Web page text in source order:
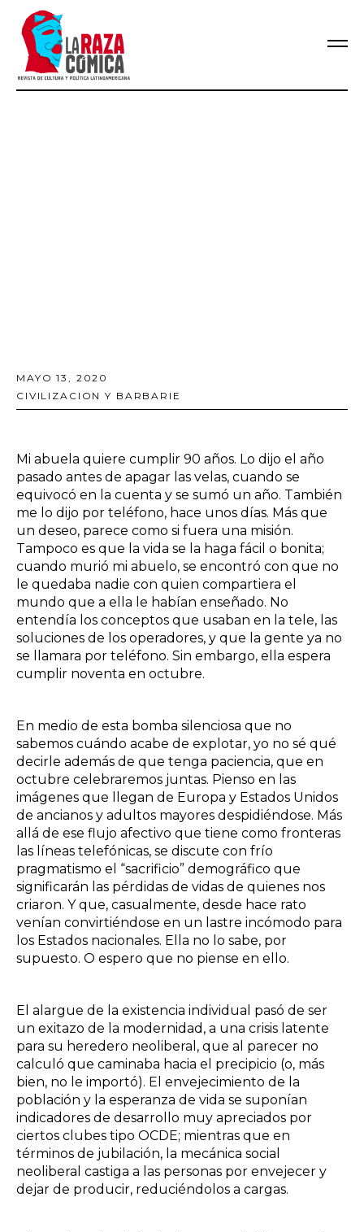
MAYO 13, 2020
CIVILIZACION Y BARBARIE
Mi abuela quiere cumplir 90 años. Lo dijo el año
pasado antes de apagar las velas, cuando se
equivocó en la cuenta y se sumó un año. También
me lo dijo por teléfono, hace unos días. Más que
un deseo, parece como si fuera una misión.
Tampoco es que la vida se la haga fácil o bonita;
cuando murió mi abuelo, se encontró con que no
le quedaba nadie con quien compartiera el
mundo que a ella le habían enseñado. No
entendía los conceptos que usaban en la tele, las
soluciones de los operadores, y que la gente ya no
se llamara por teléfono. Sin embargo, ella espera
cumplir noventa en octubre.
En medio de esta bomba silenciosa que no
sabemos cuándo acabe de explotar, yo no sé qué
decirle además de que tenga paciencia, que en
octubre celebraremos juntas. Pienso en las
imágenes que llegan de Europa y Estados Unidos
de ancianos y adultos mayores despidiéndose. Más
allá de ese flujo afectivo que tiene como fronteras
las líneas telefónicas, se discute con frío
pragmatismo el “sacrificio” demográfico que
significarán las pérdidas de vidas de quienes nos
criaron. Y que, casualmente, desde hace rato
venían convirtiéndose en un lastre incómodo para
los Estados nacionales. Ella no lo sabe, por
supuesto. O espero que no piense en ello.
El alargue de la existencia individual pasó de ser
un exitazo de la modernidad, a una crisis latente
para su heredero neoliberal, que al parecer no
calculó que caminaba hacia el precipicio (o, más
bien, no le importó). El envejecimiento de la
población y la esperanza de vida se suponían
indicadores de desarrollo muy apreciados por
ciertos clubes tipo OCDE; mientras que en
términos de jubilación, la mecánica social
neoliberal castiga a las personas por envejecer y
dejar de producir, reduciéndolos a cargas.